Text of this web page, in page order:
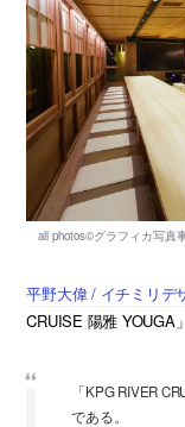
平野大偉 / イチミリデ
CRUISE 陽雅 YOUGA
「KPG RIVER
である。